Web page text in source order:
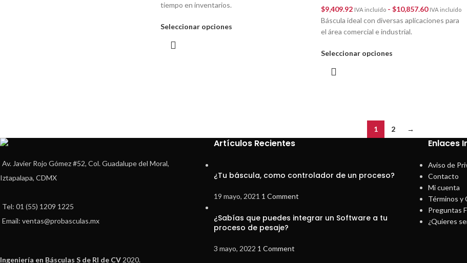
tiempo en inventarios.
Seleccionar opciones
$9,409.92 IVA incluído - $10,857.60 IVA incluído
Báscula ideal con diversas aplicaciones para
el área comercial e industrial.
Seleccionar opciones
1 2 →
Av. Javier Rojo Gómez #52, Col. Guadalupe del Moral,
Iztapalapa, CDMX
Tel: 01 (55) 1209 1225
Email: ventas@probasculas.mx
Artículos Recientes
¿Tu báscula, como controlador de un proceso?
19 mayo, 2021 1 Comment
¿Sabías que puedes integrar un Software a tu
proceso de pesaje?
3 mayo, 2022 1 Comment
Enlaces
Aviso de
Contacto
Mi cuenta
Términos y
Preguntas
¿Quieres
Ingeniería en Básculas S de Rl de CV 2020.